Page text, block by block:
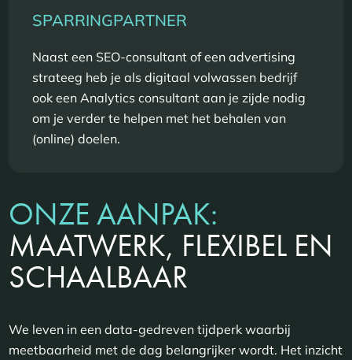
SPARRINGPARTNER
Naast een SEO-consultant of een advertising
strateeg heb je als digitaal volwassen bedrijf
ook een Analytics consultant aan je zijde nodig
om je verder te helpen met het behalen van
(online) doelen.
ONZE AANPAK:
MAATWERK, FLEXIBEL EN
SCHAALBAAR
We leven in een data-gedreven tijdperk waarbij
meetbaarheid met de dag belangrijker wordt. Het inzicht